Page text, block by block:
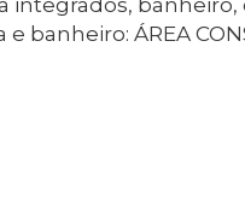
integrados,
ÁREA